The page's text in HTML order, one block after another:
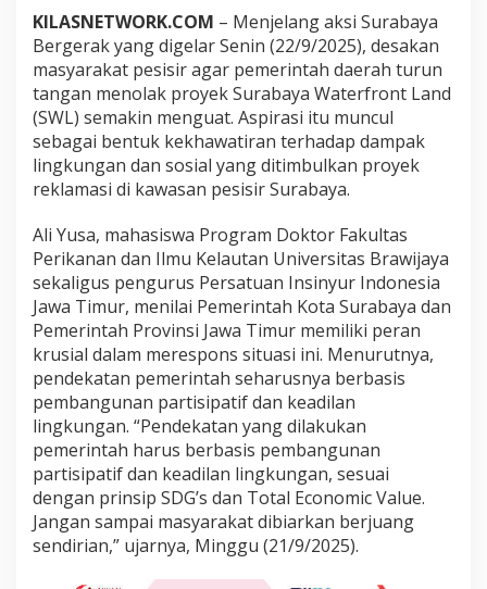
t
P
e
s
i
i
r
D
e
a
k
P
e
n
o
a
k
a
n
r
o
y
e
k
S
u
KILASNETWORK.COM – Menjelang aksi Surabaya
Bergerak yang digelar Senin (22/9/2025), desakan
masyarakat pesisir agar pemerintah daerah turun
tangan menolak proyek Surabaya Waterfront Land
(SWL) semakin menguat. Aspirasi itu muncul
sebagai bentuk kekhawatiran terhadap dampak
lingkungan dan sosial yang ditimbulkan proyek
reklamasi di kawasan pesisir Surabaya.
Ali Yusa, mahasiswa Program Doktor Fakultas
Perikanan dan Ilmu Kelautan Universitas Brawijaya
sekaligus pengurus Persatuan Insinyur Indonesia
Jawa Timur, menilai Pemerintah Kota Surabaya dan
Pemerintah Provinsi Jawa Timur memiliki peran
krusial dalam merespons situasi ini. Menurutnya,
pendekatan pemerintah seharusnya berbasis
pembangunan partisipatif dan keadilan
lingkungan. “Pendekatan yang dilakukan
pemerintah harus berbasis pembangunan
partisipatif dan keadilan lingkungan, sesuai
dengan prinsip SDG’s dan Total Economic Value.
Jangan sampai masyarakat dibiarkan berjuang
sendirian,” ujarnya, Minggu (21/9/2025).